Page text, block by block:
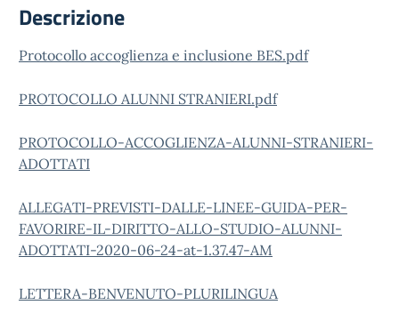
Descrizione
Protocollo accoglienza e inclusione BES.pdf
PROTOCOLLO ALUNNI STRANIERI.pdf
PROTOCOLLO-ACCOGLIENZA-ALUNNI-STRANIERI-
ADOTTATI
ALLEGATI-PREVISTI-DALLE-LINEE-GUIDA-PER-
FAVORIRE-IL-DIRITTO-ALLO-STUDIO-ALUNNI-
ADOTTATI-2020-06-24-at-1.37.47-AM
LETTERA-BENVENUTO-PLURILINGUA